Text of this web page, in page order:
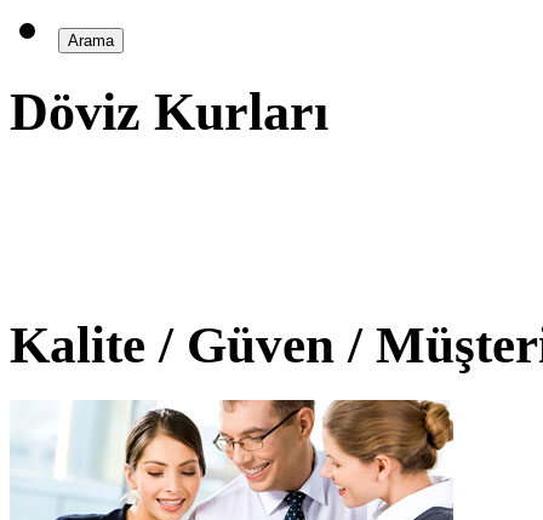
Döviz Kurları
Kalite / Güven /